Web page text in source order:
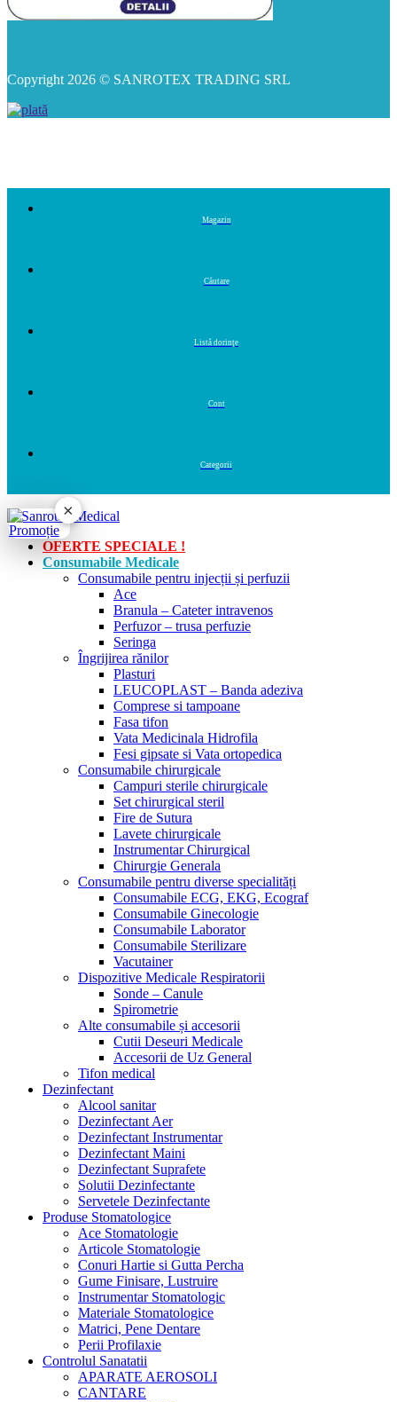
Copyright 2026 © SANROTEX TRADING SRL
×
OFERTE SPECIALE !
Consumabile Medicale
Consumabile pentru injecții și perfuzii
Ace
Branula – Cateter intravenos
Perfuzor – trusa perfuzie
Seringa
Îngrijirea rănilor
Plasturi
LEUCOPLAST – Banda adeziva
Comprese si tampoane
Fasa tifon
Vata Medicinala Hidrofila
Fesi gipsate si Vata ortopedica
Consumabile chirurgicale
Campuri sterile chirurgicale
Set chirurgical steril
Fire de Sutura
Lavete chirurgicale
Instrumentar Chirurgical
Chirurgie Generala
Consumabile pentru diverse specialități
Consumabile ECG, EKG, Ecograf
Consumabile Ginecologie
Consumabile Laborator
Consumabile Sterilizare
Vacutainer
Dispozitive Medicale Respiratorii
Sonde – Canule
Spirometrie
Alte consumabile și accesorii
Cutii Deseuri Medicale
Accesorii de Uz General
Tifon medical
Dezinfectant
Alcool sanitar
Dezinfectant Aer
Dezinfectant Instrumentar
Dezinfectant Maini
Dezinfectant Suprafete
Solutii Dezinfectante
Servetele Dezinfectante
Produse Stomatologice
Ace Stomatologie
Articole Stomatologie
Conuri Hartie si Gutta Percha
Gume Finisare, Lustruire
Instrumentar Stomatologic
Materiale Stomatologice
Matrici, Pene Dentare
Perii Profilaxie
Controlul Sanatatii
APARATE AEROSOLI
CANTARE